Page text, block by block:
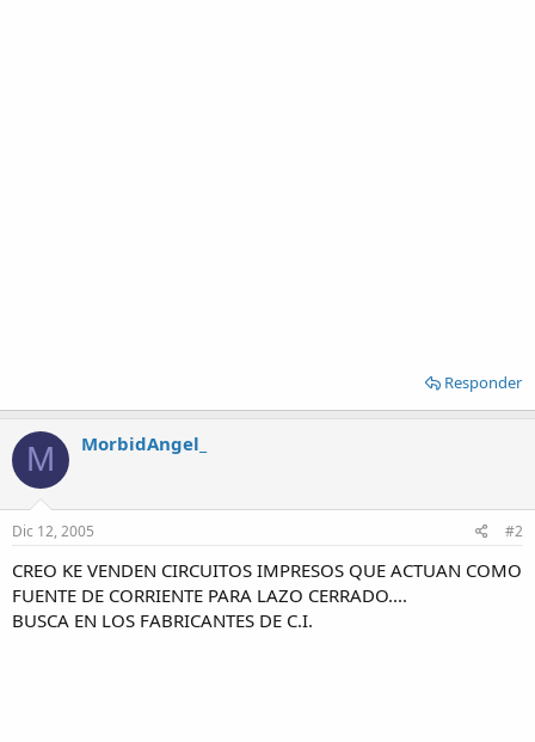
Responder
M MorbidAngel_
Dic 12, 2005 #2
CREO KE VENDEN CIRCUITOS IMPRESOS QUE ACTUAN COMO
FUENTE DE CORRIENTE PARA LAZO CERRADO....
BUSCA EN LOS FABRICANTES DE C.I.